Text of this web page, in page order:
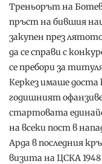
Треньорът на Ботев
пръст на бившия
закупен през
да се справи с
се пребори за
Керкез имаше доста
годишният
стартовата
на всеки пост в
Арда в последния
визита на ЦСКА 1948